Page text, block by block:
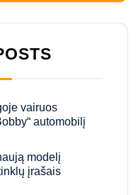
vairuos
automobilį
modelį
įrašais